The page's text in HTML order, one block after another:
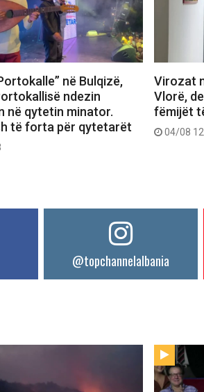
në Bulqizë,
ndezin
në qytetin minator.
të forta për qytetarët
Virozat
Vlorë,
fëmijët
04/08
@topchannelalbania